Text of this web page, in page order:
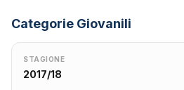
Categorie Giovanili
STAGIONE
2017/18